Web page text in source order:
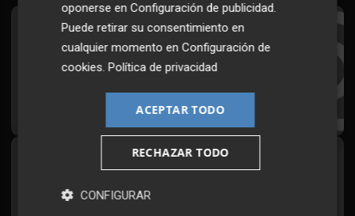
Suscríbete al Boletín
Todos los días a primera hora en tu email
Síguenos en redes
Plaza Podcast, desde cualquier medio
oponerse enConfiguración de publicidad.
Puede retirar su consentimiento en
cualquier momento enConfiguración de
cookies.Política de privacidad
ACEPTAR TODO
RECHAZAR TODO
CONFIGURAR